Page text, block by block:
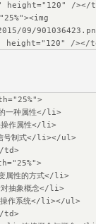
height="120" /></
09/
height="120" /></
一种属性</li>
属性的方式</li>